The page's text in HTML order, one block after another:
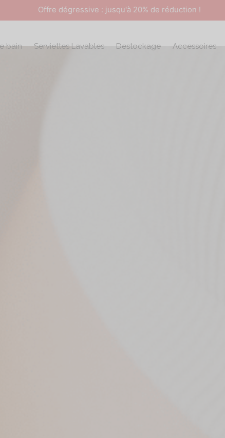
Offre dégressive : jusqu'à 20% de réduction !
bain Serviettes Lavables Destockage Accessoires